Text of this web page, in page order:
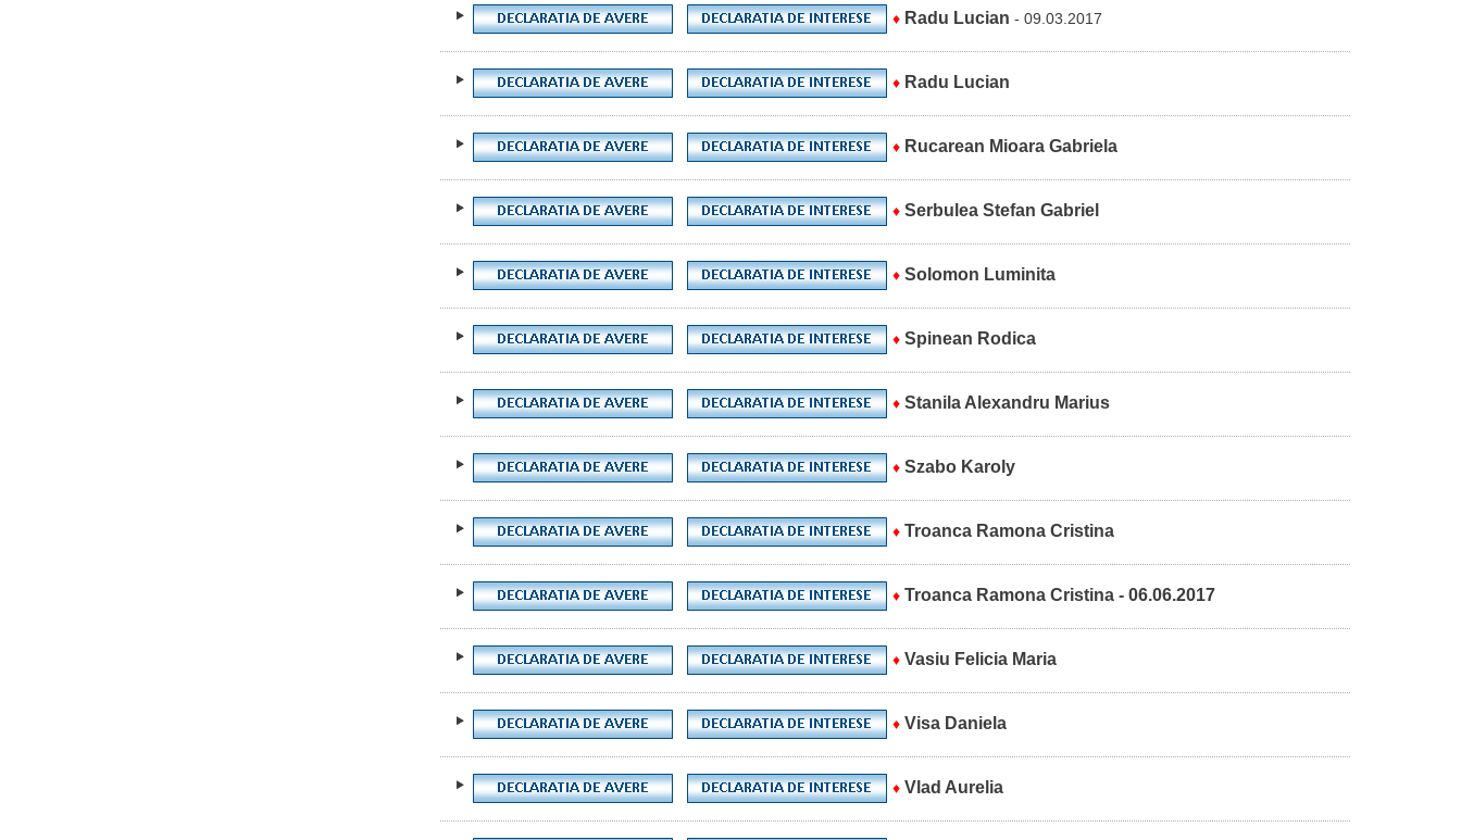
♦ Radu Lucian - 09.03.2017
♦ Radu Lucian
♦ Rucarean Mioara Gabriela
♦ Serbulea Stefan Gabriel
♦ Solomon Luminita
♦ Spinean Rodica
♦ Stanila Alexandru Marius
♦ Szabo Karoly
♦ Troanca Ramona Cristina
♦ Troanca Ramona Cristina - 06.06.2017
♦ Vasiu Felicia Maria
♦ Visa Daniela
♦ Vlad Aurelia